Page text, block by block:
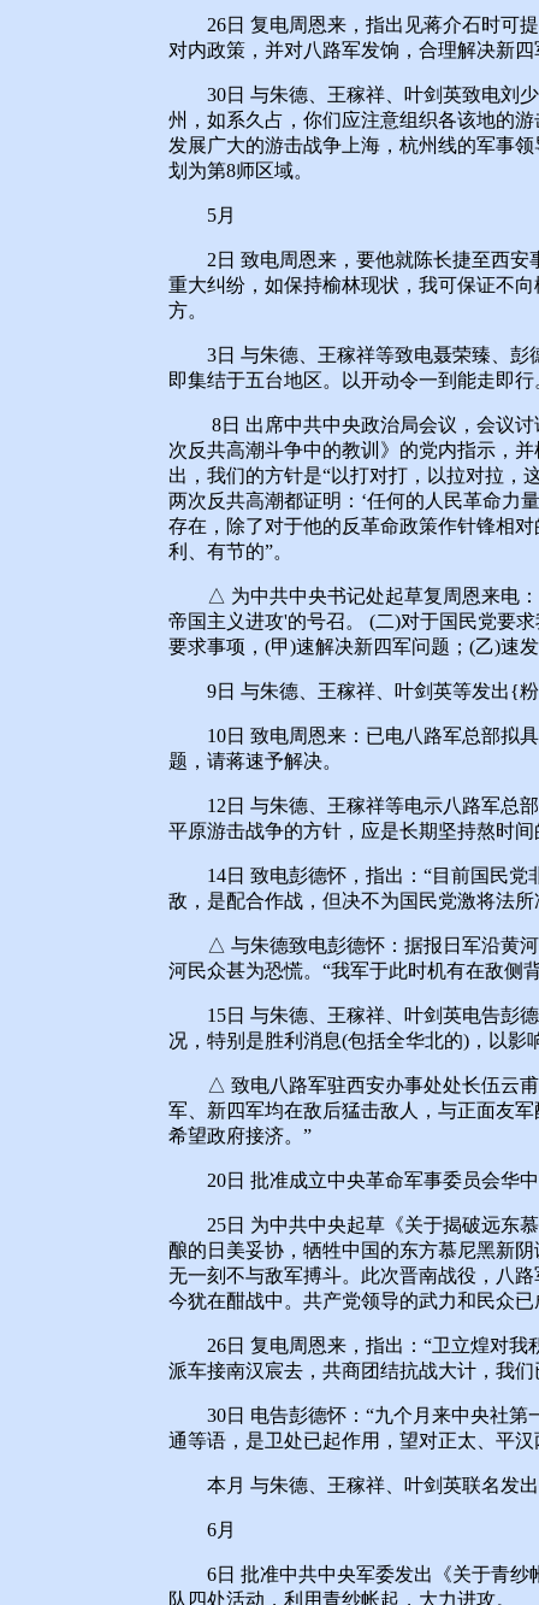
26日 复电周恩来，指出见蒋介石时可提
对内政策，并对八路军发饷，合理解决新四
30日 与朱德、王稼祥、叶剑英致电刘少
州，如系久占，你们应注意组织各该地的
发展广大的游击战争上海，杭州线的军事
划为第8师区域。
5月
2日 致电周恩来，要他就陈长捷至西安
重大纠纷，如保持榆林现状，我可保证不
方。
3日 与朱德、王稼祥等致电聂荣臻、彭
即集结于五台地区。以开动令一到能走即行
8日 出席中共中央政治局会议，会议讨
次反共高潮斗争中的教训》的党内指示，
出，我们的方针是“以打对打，以拉对拉，
两次反共高潮都证明：‘任何的人民革命力
存在，除了对于他的反革命政策作针锋相
利、有节的”。
△ 为中共中央书记处起草复周恩来电：
帝国主义进攻'的号召。 (二)对于国民党要
要求事项，(甲)速解决新四军问题；(乙)速
9日 与朱德、王稼祥、叶剑英等发出{粉
10日 致电周恩来：已电八路军总部拟具
题，请蒋速予解决。
12日 与朱德、王稼祥等电示八路军总部
平原游击战争的方针，应是长期坚持熬时间
14日 致电彭德怀，指出：“目前国民党
敌，是配合作战，但决不为国民党激将法
△ 与朱德致电彭德怀：据报日军沿黄河
河民众甚为恐慌。“我军于此时机有在敌侧
15日 与朱德、王稼祥、叶剑英电告彭德
况，特别是胜利消息(包括全华北的)，以影
△ 致电八路军驻西安办事处处长伍云甫
军、新四军均在敌后猛击敌人，与正面友
希望政府接济。”
20日 批准成立中央革命军事委员会华中
25日 为中共中央起草《关于揭破远东慕
酿的日美妥协，牺牲中国的东方慕尼黑新
无一刻不与敌军搏斗。此次晋南战役，八
今犹在酣战中。共产党领导的武力和民众
26日 复电周恩来，指出：“卫立煌对我
派车接南汉宸去，共商团结抗战大计，我们
30日 电告彭德怀：“九个月来中央社第
通等语，是卫处已起作用，望对正太、平
本月 与朱德、王稼祥、叶剑英联名发出
6月
6日 批准中共中央军委发出《关于青纱
队四处活动，利用青纱帐起，大力进攻。